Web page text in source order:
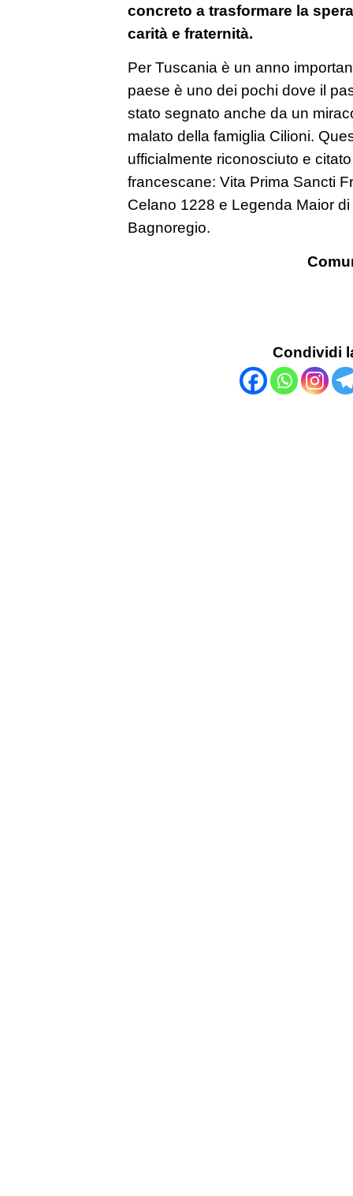
concreto a trasformare la
carità e fraternità.
Per Tuscania è un anno
paese è uno dei pochi dove il
stato segnato anche da un
malato della famiglia Cilioni.
ufficialmente riconosciuto e
francescane: Vita Prima Sancti
Celano 1228 e Legenda Maior
Bagnoregio.
Condividi